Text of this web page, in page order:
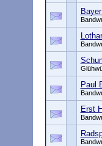
Paul
Erst